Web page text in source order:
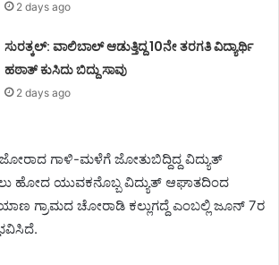
2 days ago
ಸುರತ್ಕಲ್: ವಾಲಿಬಾಲ್ ಆಡುತ್ತಿದ್ದ 10ನೇ ತರಗತಿ ವಿದ್ಯಾರ್ಥಿ
ಹಠಾತ್ ಕುಸಿದು ಬಿದ್ದು ಸಾವು
2 days ago
ಜೋರಾದ ಗಾಳಿ-ಮಳೆಗೆ ಜೋತುಬಿದ್ದಿದ್ದ ವಿದ್ಯುತ್
ಹೋದ ಯುವಕನೊಬ್ಬ ವಿದ್ಯುತ್ ಆಘಾತದಿಂದ
ಗ್ರಾಮದ ಚೋರಾಡಿ ಕಲ್ಲುಗದ್ದೆ ಎಂಬಲ್ಲಿ ಜೂನ್ 7ರ